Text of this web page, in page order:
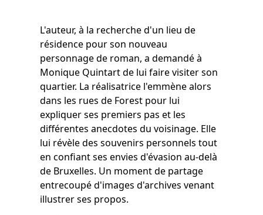
L'auteur, à la recherche d'un lieu de
résidence pour son nouveau
personnage de roman, a demandé à
Monique Quintart de lui faire visiter son
quartier. La réalisatrice l'emmène alors
dans les rues de Forest pour lui
expliquer ses premiers pas et les
différentes anecdotes du voisinage. Elle
lui révèle des souvenirs personnels tout
en confiant ses envies d'évasion au-delà
de Bruxelles. Un moment de partage
entrecoupé d'images d'archives venant
illustrer ses propos.